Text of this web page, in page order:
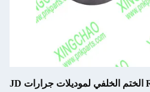
R124940 الختم الخلفي لموديلات جرارات JD